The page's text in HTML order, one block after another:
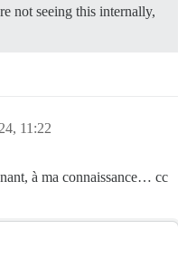
not seeing this internally,
11:22
à ma connaissance… cc